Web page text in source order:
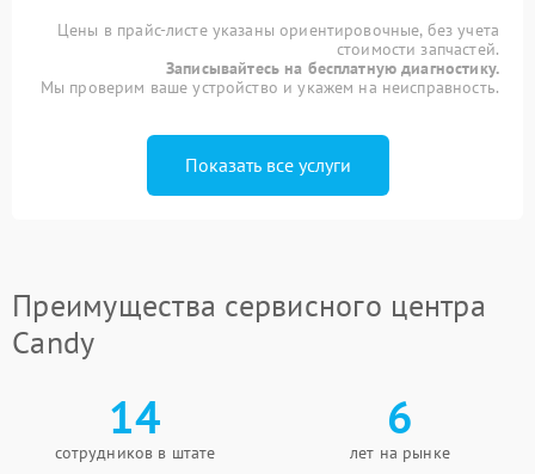
Цены в прайс-листе указаны ориентировочные, без учета
стоимости запчастей.
Записывайтесь на бесплатную диагностику.
Мы проверим ваше устройство и укажем на неисправность.
Показать все услуги
Преимущества сервисного центра
Candy
14
сотрудников в штате
6
лет на рынке